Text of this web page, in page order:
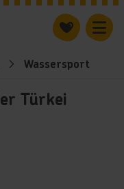
Wassersport
Türkei